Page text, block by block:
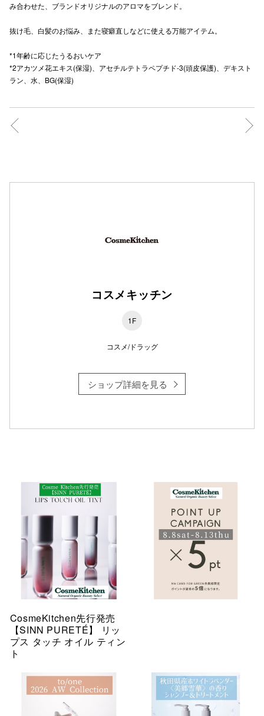
み合わせた、ブランドオリジナルのアロマをブレンド。
抜け毛、白髪のお悩み、また寝癖直しなどに使える万能アイテム。
*1年齢に応じたうるおいケア
*2アカツメ花エキス(保湿)、アセチルテトラペプチド-3(頭皮保護)、デキスト
ラン、水、BG(保湿)
コスメキッチン
1F
コスメ/ドラッグ
ショップ詳細を見る
CosmeKitchen先行発売
【SINN PURETÉ】 リッ
プス タッチ オイル ティン
ト